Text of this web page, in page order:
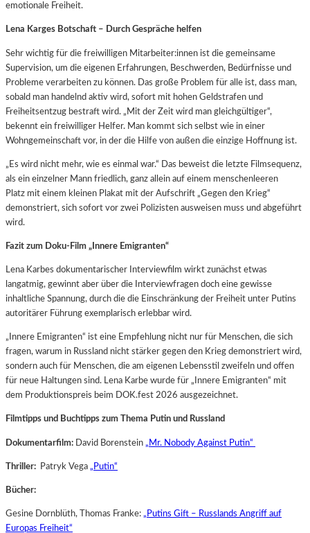
emotionale Freiheit.
Lena Karges Botschaft – Durch Gespräche helfen
Sehr wichtig für die freiwilligen Mitarbeiter:innen ist die gemeinsame
Supervision, um die eigenen Erfahrungen, Beschwerden, Bedürfnisse und
Probleme verarbeiten zu können. Das große Problem für alle ist, dass man,
sobald man handelnd aktiv wird, sofort mit hohen Geldstrafen und
Freiheitsentzug bestraft wird. „Mit der Zeit wird man gleichgültiger“,
bekennt ein freiwilliger Helfer. Man kommt sich selbst wie in einer
Wohngemeinschaft vor, in der die Hilfe von außen die einzige Hoffnung ist.
„Es wird nicht mehr, wie es einmal war.“ Das beweist die letzte Filmsequenz,
als ein einzelner Mann friedlich, ganz allein auf einem menschenleeren
Platz mit einem kleinen Plakat mit der Aufschrift „Gegen den Krieg“
demonstriert, sich sofort vor zwei Polizisten ausweisen muss und abgeführt
wird.
Fazit zum Doku-Film „Innere Emigranten“
Lena Karbes dokumentarischer Interviewfilm wirkt zunächst etwas
langatmig, gewinnt aber über die Interviewfragen doch eine gewisse
inhaltliche Spannung, durch die die Einschränkung der Freiheit unter Putins
autoritärer Führung exemplarisch erlebbar wird.
„Innere Emigranten“ ist eine Empfehlung nicht nur für Menschen, die sich
fragen, warum in Russland nicht stärker gegen den Krieg demonstriert wird,
sondern auch für Menschen, die am eigenen Lebensstil zweifeln und offen
für neue Haltungen sind. Lena Karbe wurde für „Innere Emigranten“ mit
dem Produktionspreis beim DOK.fest 2026 ausgezeichnet.
Filmtipps und Buchtipps zum Thema Putin und Russland
Dokumentarfilm: David Borenstein „Mr. Nobody Against Putin“
Thriller: Patryk Vega „Putin“
Bücher:
Gesine Dornblüth, Thomas Franke: „Putins Gift – Russlands Angriff auf
Europas Freiheit“